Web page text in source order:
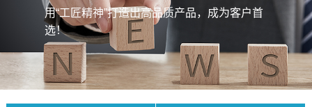
用“工匠精神”打造出高品质产品，成为客户首
选！